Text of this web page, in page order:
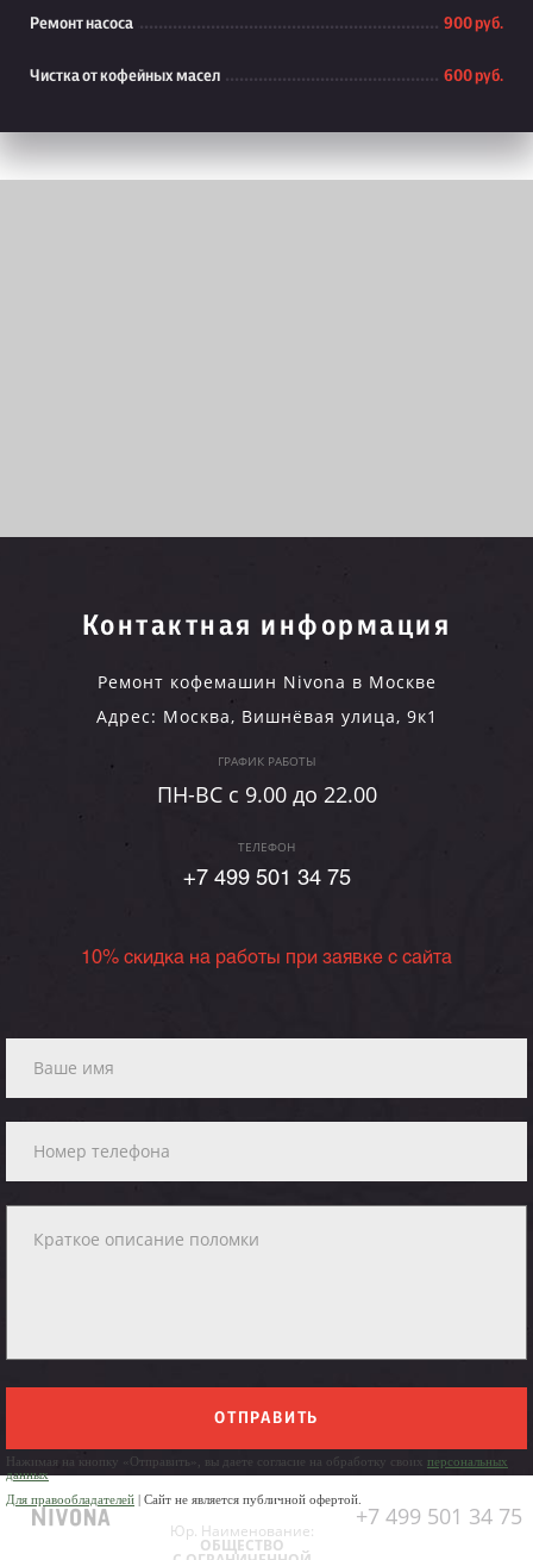
Ремонт насоса 900 руб.
Чистка от кофейных масел 600 руб.
Контактная информация
Ремонт кофемашин Nivona в Москве
Адрес: Москва, Вишнёвая улица, 9к1
ГРАФИК РАБОТЫ
ПН-ВC c 9.00 до 22.00
ТЕЛЕФОН
+7 499 501 34 75
10% скидка на работы при заявке с сайта
ОТПРАВИТЬ
Нажимая на кнопку «Отправить», вы даете согласие на обработку своих персональных
данных
Для правообладателей | Сайт не является публичной офертой.
+7 499 501 34 75
Юр. Наименование:
ОБЩЕСТВО